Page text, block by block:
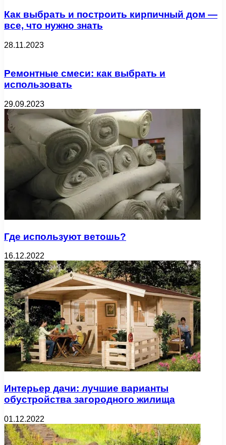
Как выбрать и построить кирпичный дом —
все, что нужно знать
28.11.2023
Ремонтные смеси: как выбрать и
использовать
29.09.2023
Где используют ветошь?
16.12.2022
Интерьер дачи: лучшие варианты
обустройства загородного жилища
01.12.2022